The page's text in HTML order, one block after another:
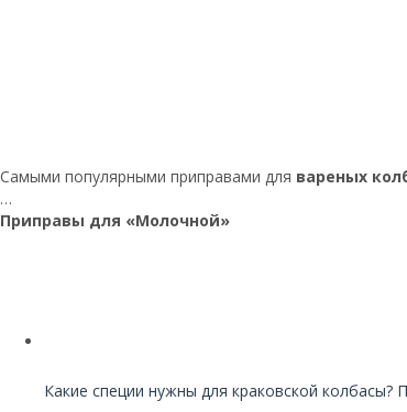
Самыми популярными приправами для вареных
…
Приправы для «Молочной»
Какие специи нужны для краковской колбасы?